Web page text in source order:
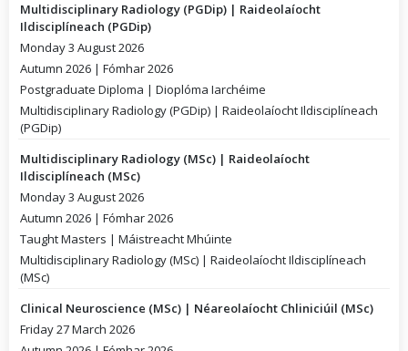
Multidisciplinary Radiology (PGDip) | Raideolaíocht
Ildisciplíneach (PGDip)
Monday 3 August 2026
Autumn 2026 | Fómhar 2026
Postgraduate Diploma | Dioplóma Iarchéime
Multidisciplinary Radiology (PGDip) | Raideolaíocht Ildisciplíneach
(PGDip)
Multidisciplinary Radiology (MSc) | Raideolaíocht
Ildisciplíneach (MSc)
Monday 3 August 2026
Autumn 2026 | Fómhar 2026
Taught Masters | Máistreacht Mhúinte
Multidisciplinary Radiology (MSc) | Raideolaíocht Ildisciplíneach
(MSc)
Clinical Neuroscience (MSc) | Néareolaíocht Chliniciúil (MSc)
Friday 27 March 2026